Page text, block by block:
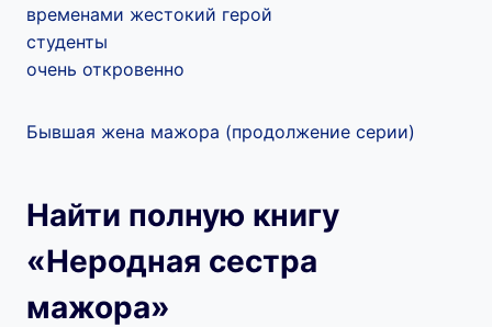
временами жестокий герой
студенты
очень откровенно
Бывшая жена мажора (продолжение серии)
Найти полную книгу
«Неродная сестра
мажора»